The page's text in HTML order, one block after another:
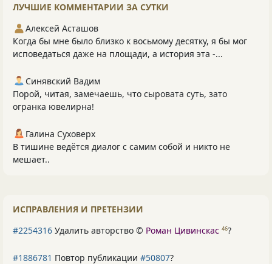
ЛУЧШИЕ КОММЕНТАРИИ ЗА СУТКИ
Алексей Асташов
Когда бы мне было близко к восьмому десятку, я бы мог
исповедаться даже на площади, а история эта -...
Синявский Вадим
Порой, читая, замечаешь, что сыровата суть, зато
огранка ювелирна!
Галина Суховерх
В тишине ведётся диалог с самим собой и никто не
мешает..
ИСПРАВЛЕНИЯ И ПРЕТЕНЗИИ
#2254316 Удалить авторство © Роман Цивинскас 46?
#1886781 Повтор публикации #50807?